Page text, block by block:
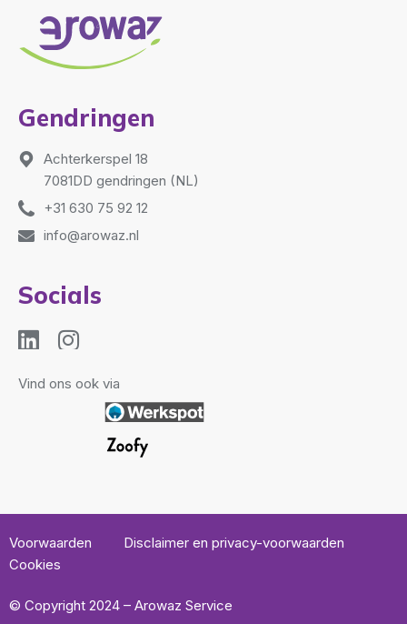
Gendringen
Achterkerspel 18
7081DD gendringen (NL)
+31 630 75 92 12
info@arowaz.nl
Socials
Vind ons ook via
Voorwaarden
Disclaimer en privacy-voorwaarden
Cookies
© Copyright 2024 – Arowaz Service